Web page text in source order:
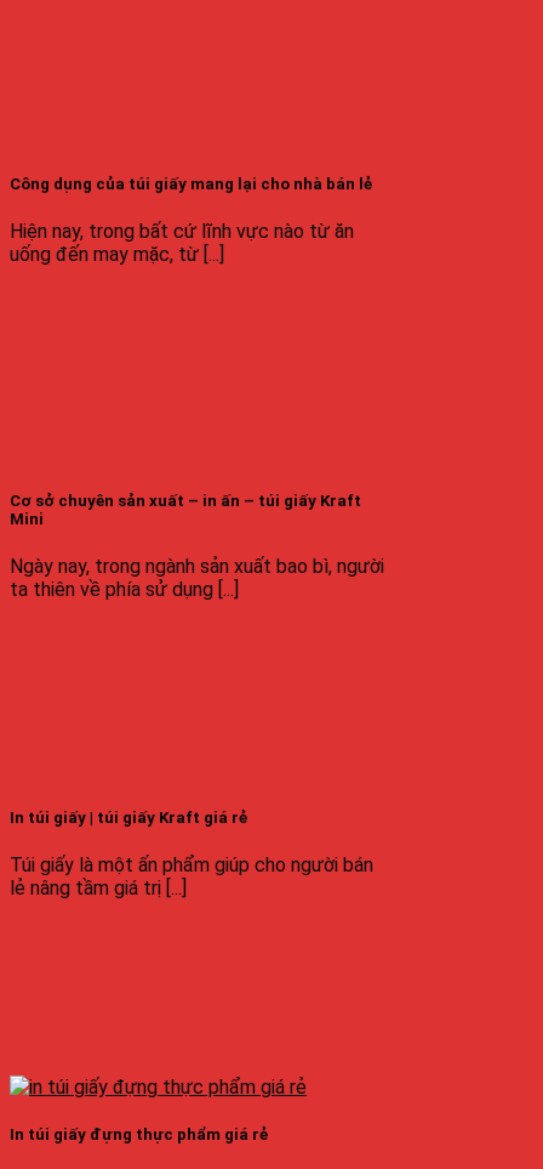
Công dụng của túi giấy mang lại cho nhà bán lẻ
Hiện nay, trong bất cứ lĩnh vực nào từ ăn
uống đến may mặc, từ [...]
Cơ sở chuyên sản xuất – in ấn – túi giấy Kraft
Mini
Ngày nay, trong ngành sản xuất bao bì, người
ta thiên về phía sử dụng [...]
In túi giấy | túi giấy Kraft giá rẻ
Túi giấy là một ấn phẩm giúp cho người bán
lẻ nâng tầm giá trị [...]
In túi giấy đựng thực phẩm giá rẻ